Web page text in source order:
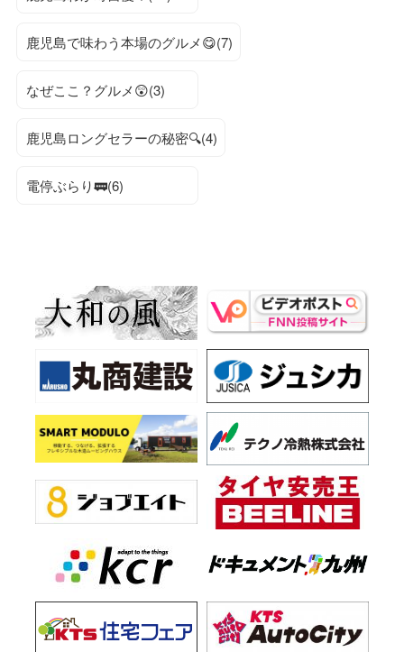
鹿児島で味わう本場のグルメ😋(7)
なぜここ？グルメ😲(3)
鹿児島ロングセラーの秘密🔍(4)
電停ぶらり🚃(6)